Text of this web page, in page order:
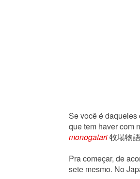
Se você é
que tem haver com
monogatari牧場物
Pra começar, de
sete mesmo. No